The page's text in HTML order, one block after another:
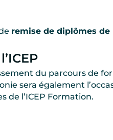
remise de diplômes de
du parcours de
sera également
de l’ICEP Formation.